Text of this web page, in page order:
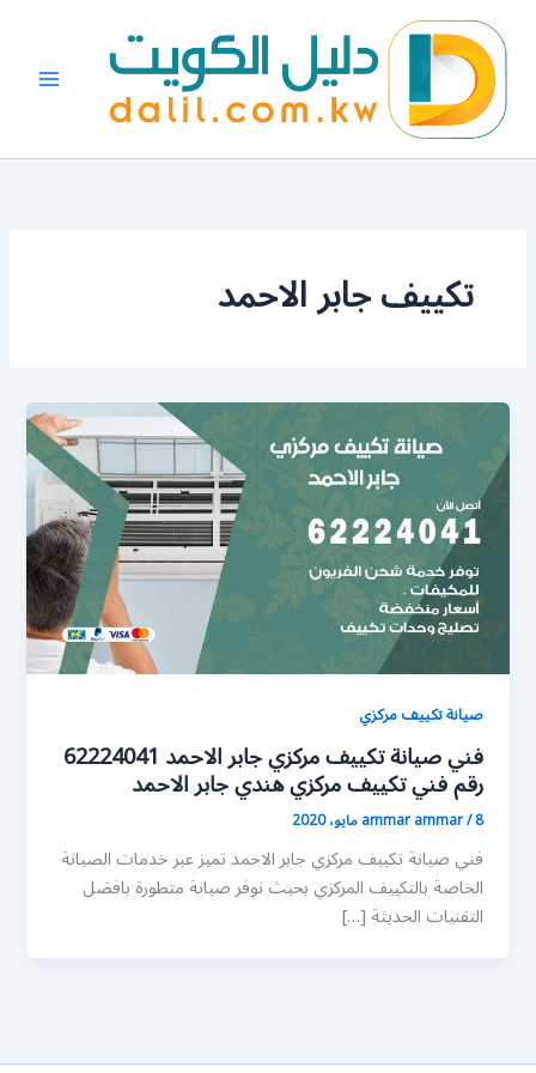
المحتوى
تكييف جابر الاحمد
صيانة تكييف مركزي
فني صيانة تكييف مركزي جابر الاحمد 62224041
رقم فني تكييف مركزي هندي جابر الاحمد
ammar ammar/8 مايو، 2020
فني صيانة تكييف مركزي جابر الاحمد تميز عبر خدمات الصيانة
الخاصة بالتكييف المركزي بحيث نوفر صيانة متطورة بافضل
التقنيات الحديثة […]